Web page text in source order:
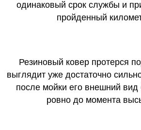
одинаковый срок службы и
пройденный
Резиновый ковер протерся
выглядит уже достаточно
после мойки его внешний вид
ровно до момента